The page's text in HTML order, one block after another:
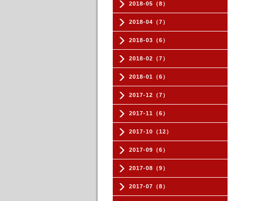
2018-05（8）
2018-04（7）
2018-03（6）
2018-02（7）
2018-01（6）
2017-12（7）
2017-11（6）
2017-10（12）
2017-09（6）
2017-08（9）
2017-07（8）